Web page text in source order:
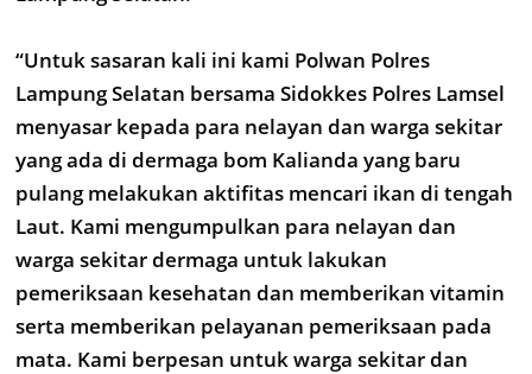
“Untuk sasaran kali ini kami Polwan Polres
Lampung Selatan bersama Sidokkes Polres Lamsel
menyasar kepada para nelayan dan warga sekitar
yang ada di dermaga bom Kalianda yang baru
pulang melakukan aktifitas mencari ikan di tengah
Laut. Kami mengumpulkan para nelayan dan
warga sekitar dermaga untuk lakukan
pemeriksaan kesehatan dan memberikan vitamin
serta memberikan pelayanan pemeriksaan pada
mata. Kami berpesan untuk warga sekitar dan